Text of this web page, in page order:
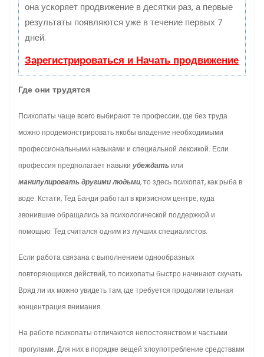
она ускоряет продвижение в десятки раз, а первые
результаты появляются уже в течение первых 7
дней.
Зарегистрироваться и Начать продвижение
Где они трудятся
Психопаты чаще всего выбирают те профессии, где без труда
можно продемонстрировать якобы владение необходимыми
профессиональными навыками и специальной лексикой. Если
профессия предполагает навыки убеждатьили
манипулировать другими людьми,то здесь психопат, как рыба в
воде. Кстати, Тед Банди работал в кризисном центре, куда
звонившие обращались за психологической поддержкой и
помощью. Тед считался одним из лучших специалистов.
Если работа связана с выполнением однообразных
повторяющихся действий, то психопаты быстро начинают скучать.
Вряд ли их можно увидеть там, где требуется продолжительная
концентрация внимания.
На работе психопаты отличаются непостоянством и частыми
прогулами. Для них в порядке вещей злоупотребление средствами